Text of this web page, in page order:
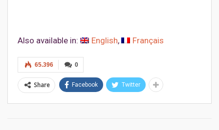
Also available in: English Français
0
65.396
Share Facebook Twitter